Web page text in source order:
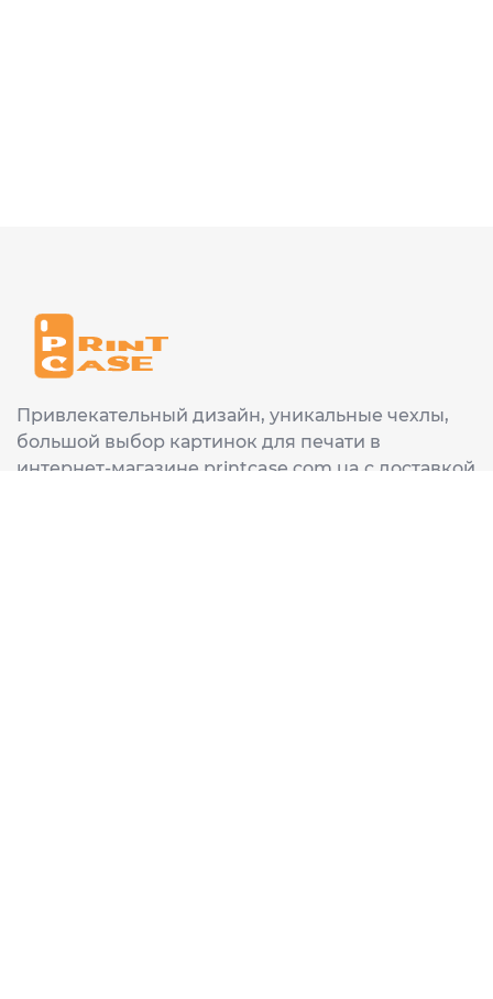
Привлекательный дизайн, уникальные чехлы,
большой выбор картинок для печати в
интернет-магазине printcase.com.ua с доставкой